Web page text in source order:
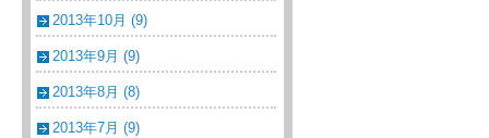
2013年10月 (9)
2013年9月 (9)
2013年8月 (8)
2013年7月 (9)